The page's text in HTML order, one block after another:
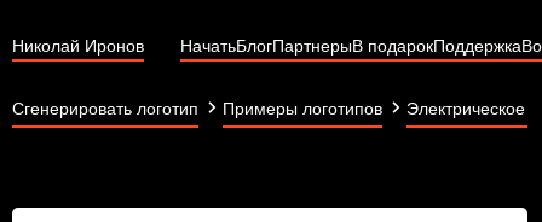
Николай Иронов НачатьБлогПартнерыВ подарокПоддержка
Сгенерировать логотип Примеры логотипов Электрическое